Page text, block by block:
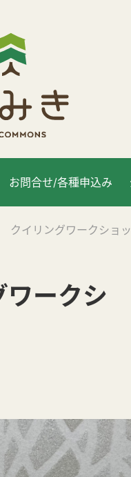
お問合せ/各種申込み
イリングワークショ
ークシ